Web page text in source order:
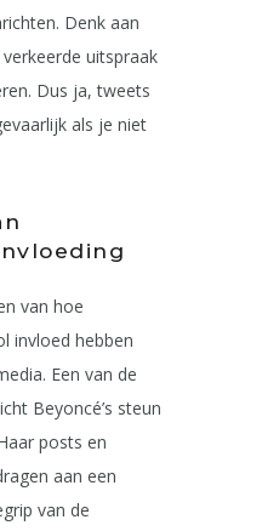
Denk aan
uitspraak
Dus ja, tweets
als je niet
van hoe
invloed hebben
Een van de
Beyoncé’s steun
posts en
aan een
van de